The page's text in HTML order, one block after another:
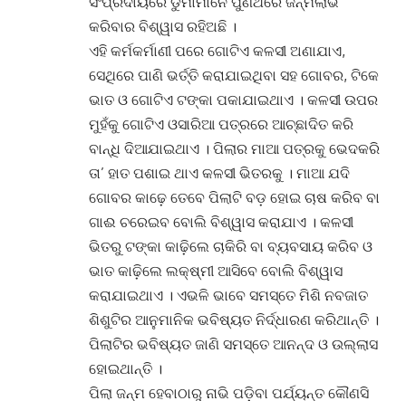
କରିବାର ବିଶ୍ୱାସ ରହିଅଛି ।
ଏହି କର୍ମକର୍ମାଣୀ ପରେ ଗୋଟିଏ କଳସୀ ଅଣାଯାଏ,
ସେଥିରେ ପାଣି ଭର୍ତ୍ତି କରାଯାଇଥିବା ସହ ଗୋବର, ଟିକେ
ଭାତ ଓ ଗୋଟିଏ ଟଙ୍କା ପକାଯାଇଥାଏ । କଳସୀ ଉପର
ମୁହଁକୁ ଗୋଟିଏ ଓସାରିଆ ପତ୍ରରେ ଆଚ୍ଛାଦିତ କରି
ବାନ୍ଧି ଦିଆଯାଇଥାଏ । ପିଲାର ମାଆ ପତ୍ରକୁ ଭେଦକରି
ତା’ ହାତ ପଶାଇ ଥାଏ କଳସୀ ଭିତରକୁ । ମାଆ ଯଦି
ଗୋବର କାଢ଼େ ତେବେ ପିଲାଟି ବଡ଼ ହୋଇ ଚାଷ କରିବ ବା
ଗାଈ ଚରେଇବ ବୋଲି ବିଶ୍ୱାସ କରାଯାଏ । କଳସୀ
ଭିତରୁ ଟଙ୍କା କାଢ଼ିଲେ ଚାକିରି ବା ବ୍ୟବସାୟ କରିବ ଓ
ଭାତ କାଢ଼ିଲେ ଲକ୍ଷ୍ମୀ ଆସିବେ ବୋଲି ବିଶ୍ୱାସ
କରାଯାଇଥାଏ । ଏଭଳି ଭାବେ ସମସ୍ତେ ମିଶି ନବଜାତ
ଶିଶୁଟିର ଆନୁମାନିକ ଭବିଷ୍ୟତ ନିର୍ଦ୍ଧାରଣ କରିଥାନ୍ତି ।
ପିଲାଟିର ଭବିଷ୍ୟତ ଜାଣି ସମସ୍ତେ ଆନନ୍ଦ ଓ ଉଲ୍ଲାସ
ହୋଇଥାନ୍ତି ।
ପିଲା ଜନ୍ମ ହେବାଠାରୁ ନାଭି ପଡ଼ିବା ପର୍ଯ୍ୟନ୍ତ କୌଣସି